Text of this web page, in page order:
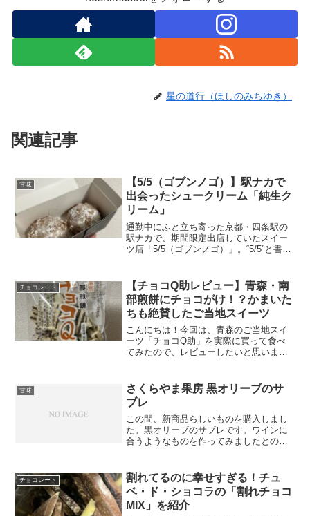
星の道行（ほしのみちゆき）
関連記事
甘味
【5/5（ゴブンノゴ）】駅ナカで
出会ったシュークリーム「純生ク
リーム」
通勤中にふと立ち寄った京都・四条駅の
駅ナカで、期間限定出店していたスイー
ツ店「5/5（ゴブンノゴ）」。“5/5”と書い
ム」というシュークリームを買ってみた
ら……想像以上...
チョコレート
【チョコQ助レビュー】青森・南
部煎餅にチョコがけ！？かまいた
ちも絶賛したご当地スイーツ
こんにちは！今回は、青森のご当地スイ
ーツ「チョコQ助」を実際に買って食べ
てみたので、レビューしたいと思います
ったので購入。実際に食べてみたら…こ
れがもう、想像以上...
甘味
さくらやま果房 黒オリーブのサ
ブレ
この間、新商品らしいものを購入しまし
た。黒オリーブのサブレです。ワインに
合うようなものを作ってみましたとのこ
サクサクの食感のサブレでした。カナデ
ィアンアイスワインという...
チョコレート
割れてるのに幸せすぎる！チュ
ベ・ド・ショコラの「割れチョコ
MIX」を紹介